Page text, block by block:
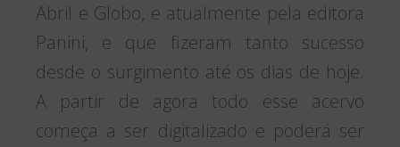
Abril e Globo, e atualmente pela editora
Panini, e que fizeram tanto sucesso
desde o surgimento até os dias de hoje.
A partir de agora todo esse acervo
começa a ser digitalizado e poderá ser